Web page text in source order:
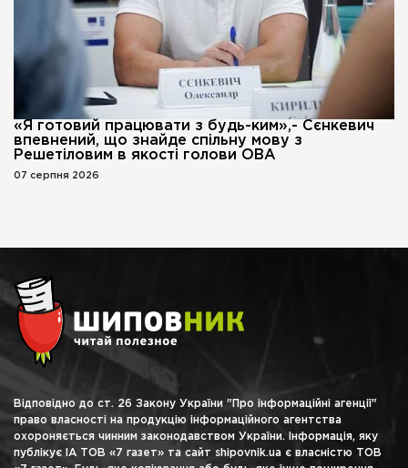
«Я готовий працювати з будь-ким»,- Сєнкевич
впевнений, що знайде спільну мову з
Решетіловим в якості голови ОВА
07 серпня 2026
Відповідно до ст. 26 Закону України "Про інформаційні агенції"
право власності на продукцію інформаційного агентства
охороняється чинним законодавством України. Інформація, яку
публікує ІА ТОВ «7 газет» та сайт shipovnik.ua є власністю ТОВ